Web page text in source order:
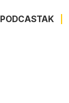
PODCASTAK